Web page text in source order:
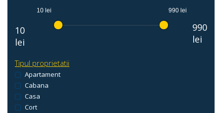
10
lei
10 lei 990 lei
990
lei
Tipul proprietatii
Apartament
Cabana
Casa
Cort